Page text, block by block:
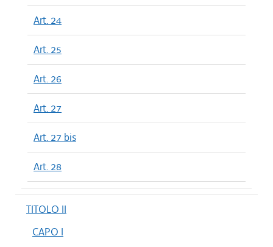
Art. 24
Art. 25
Art. 26
Art. 27
Art. 27 bis
Art. 28
TITOLO II
CAPO I